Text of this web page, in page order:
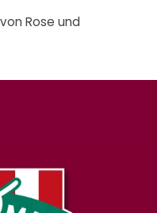
Rose und